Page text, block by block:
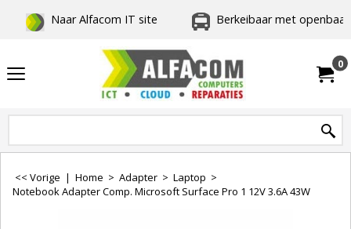
Naar Alfacom IT site Berkeibaar met
0
<< Vorige | Home > Adapter > Laptop >
Notebook Adapter Comp. Microsoft Surface Pro 1 12V 3.6A 43W